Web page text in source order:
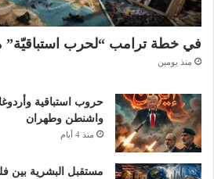
في خطة ترامب “لحرب استباقيّة”
منذ يومين
حروب استباقية
واشنطن وطهران
منذ 4 أيام
مستقبل البشرية بين